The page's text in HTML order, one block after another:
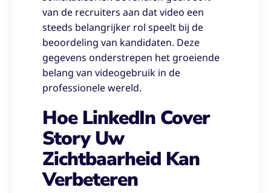
van de recruiters aan dat video een
steeds belangrijker rol speelt bij de
beoordeling van kandidaten. Deze
gegevens onderstrepen het groeiende
belang van videogebruik in de
professionele wereld.
Hoe LinkedIn Cover
Story Uw
Zichtbaarheid Kan
Verbeteren